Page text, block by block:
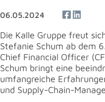
06.05.2024
Die Kalle Gruppe freut
Stefanie Schum ab dem
Chief Financial Officer
Schum bringt eine
umfangreiche
und Supply-Chain-